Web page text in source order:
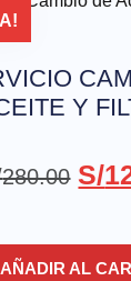
Y
280.00 S/
AÑADIR AL